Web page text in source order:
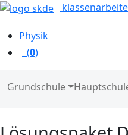
Physik
(0)
Grundschule